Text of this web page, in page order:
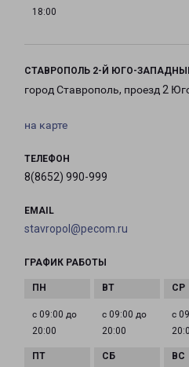
18:00
СТАВРОПОЛЬ 2-Й ЮГО-
город Ставрополь, проезд 2
на карте
ТЕЛЕФОН
8(8652) 990-999
EMAIL
stavropol@pecom.ru
ГРАФИК РАБОТЫ
с 09:00 до
20:00
с 09:00 до
20:00
с